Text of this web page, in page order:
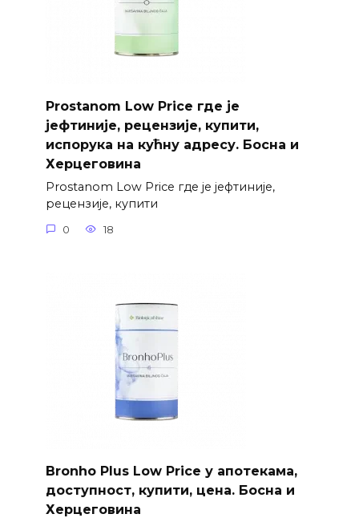
Prostanom Low Price где је
јефтиније, рецензије, купити,
испорука на кућну адресу. Босна и
Херцеговина
Prostanom Low Price где је јефтиније,
рецензије, купити
0 18
Bronho Plus Low Price у апотекама,
доступност, купити, цена. Босна и
Херцеговина